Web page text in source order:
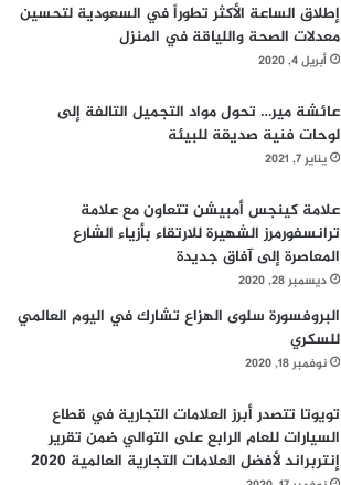
إطلاق الساعة الأكثر تطوراً في السعودية لتحسين
معدلات الصحة واللياقة في المنزل
أبريل 4, 2020
عائشة مير… تحول مواد التجميل التالفة إلى
لوحات فنية صديقة للبيئة
يناير 7, 2021
علامة كينجس أمبيشن تتعاون مع علامة
ترانسفورمرز الشهيرة للارتقاء بأزياء الشارع
المعاصرة إلى آفاق جديدة
ديسمبر 28, 2020
البروفسورة سلوى الهزاع تشارك في اليوم العالمي
للسكري
نوفمبر 18, 2020
تويوتا تتصدر أبرز العلامات التجارية في قطاع
السيارات للعام الرابع على التوالي ضمن تقرير
إنتربراند لأفضل العلامات التجارية العالمية 2020